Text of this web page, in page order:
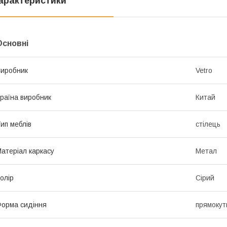
Vetro
виробник Китай
меблів стілець
каркасу Метал
Сірий
сидіння